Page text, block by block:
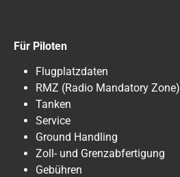
Für Piloten
Flugplatzdaten
RMZ (Radio Mandatory Zone)
Tanken
Service
Ground Handling
Zoll- und Grenzabfertigung
Gebühren